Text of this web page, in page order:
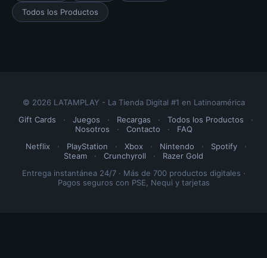
Todos los Productos
© 2026 LATAMPLAY - La Tienda Digital #1 en Latinoamérica
Gift Cards
· Juegos · Recargas · Todos los Productos
·
Nosotros
· Contacto ·
FAQ
Netflix
· PlayStation · Xbox · Nintendo · Spotify
·
Steam
· Crunchyroll ·
Razer Gold
Entrega instantánea 24/7 · Más de 700 productos digitales ·
Pagos seguros con PSE, Nequi y tarjetas